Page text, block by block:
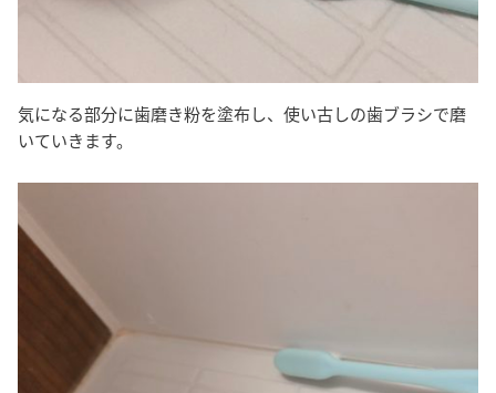
気になる部分に歯磨き粉を塗布し、使い古しの歯ブラシで磨
いていきます。